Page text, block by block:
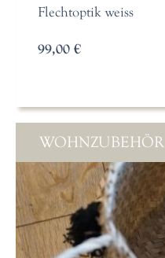
Flechtoptik weiss
99,00 €
WOHNZUBEHÖR